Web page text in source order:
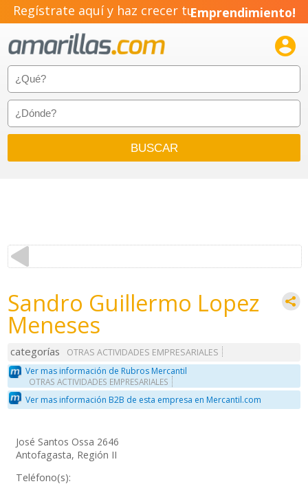
Regístrate aquí y haz crecer tuEmprendimiento!

Sandro Guillermo Lopez
Meneses
categorías
OTRAS ACTIVIDADES EMPRESARIALES
Ver mas información de Rubros Mercantil
OTRAS ACTIVIDADES EMPRESARIALES
Ver mas información B2B de esta empresa en Mercantil.com
José Santos Ossa 2646
Antofagasta, Región II
Teléfono(s):